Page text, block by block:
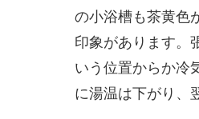
の小浴槽も茶黄色
印象があります。
いう位置からか冷
に湯温は下がり、